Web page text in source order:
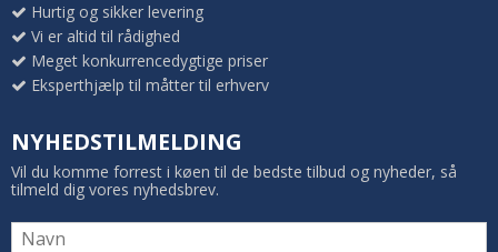
Hurtig og sikker levering
Vi er altid til rådighed
Meget konkurrencedygtige priser
Eksperthjælp til måtter til erhverv
NYHEDSTILMELDING
Vil du komme forrest i køen til de bedste tilbud og nyheder, så
tilmeld dig vores nyhedsbrev.